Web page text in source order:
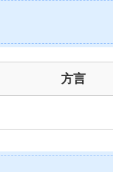
方言